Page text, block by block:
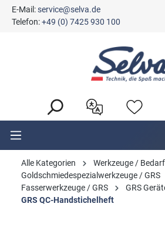
springen
E-Mail:service@selva.de
Telefon:+49 (0) 7425 930 100
Alle Kategorien
Werkzeuge /
Goldschmiedespezialwerkzeuge / GRS
Fasserwerkzeuge / GRS
GRS
GRS QC-Handstichelheft